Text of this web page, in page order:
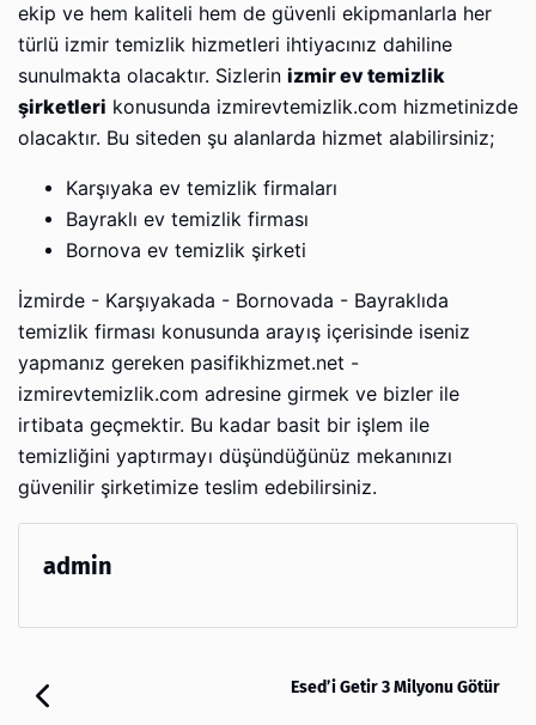
ekip ve hem kaliteli hem de güvenli ekipmanlarla her
türlü izmir temizlik hizmetleri ihtiyacınız dahiline
sunulmakta olacaktır. Sizlerin izmir ev temizlik
şirketleri konusunda izmirevtemizlik.com hizmetinizde
olacaktır. Bu siteden şu alanlarda hizmet alabilirsiniz;
Karşıyaka ev temizlik firmaları
Bayraklı ev temizlik firması
Bornova ev temizlik şirketi
İzmirde - Karşıyakada - Bornovada - Bayraklıda
temizlik firması konusunda arayış içerisinde iseniz
yapmanız gereken pasifikhizmet.net -
izmirevtemizlik.com adresine girmek ve bizler ile
irtibata geçmektir. Bu kadar basit bir işlem ile
temizliğini yaptırmayı düşündüğünüz mekanınızı
güvenilir şirketimize teslim edebilirsiniz.
admin
Esed’i Getir 3 Milyonu Götür